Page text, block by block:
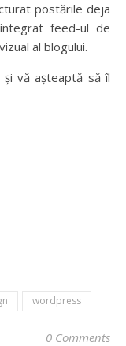
postările deja
feed-ul de
al blogului.
vă așteaptă să îl
wordpress
0 Comments